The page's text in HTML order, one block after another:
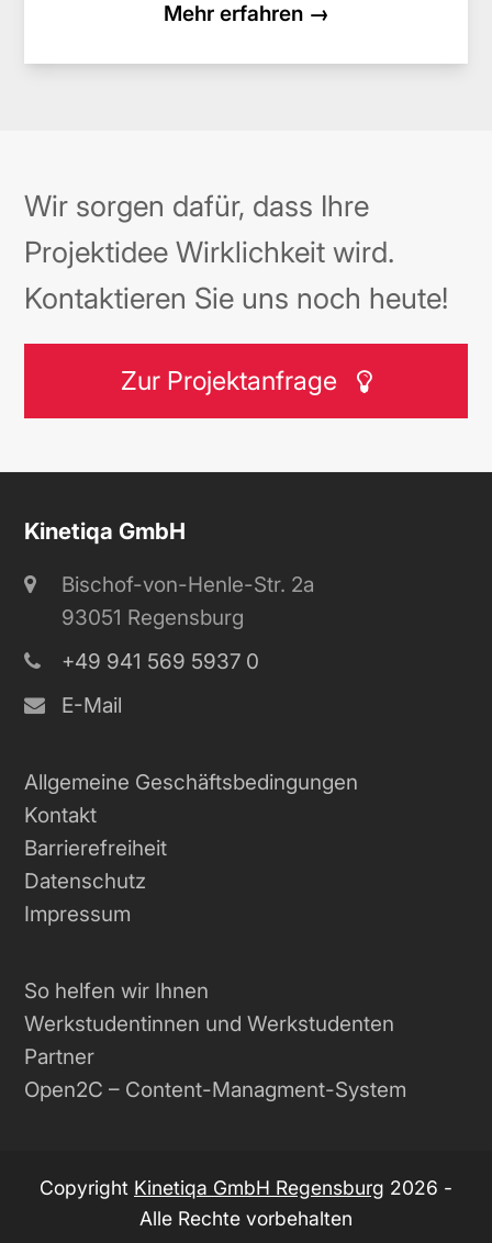
Mehr erfahren →
Wir sorgen dafür, dass Ihre
Projektidee Wirklichkeit wird.
Kontaktieren Sie uns noch heute!
Zur Projektanfrage
Kinetiqa GmbH
Bischof-von-Henle-Str. 2a
93051 Regensburg
+49 941 569 5937 0
E-Mail
Allgemeine Geschäftsbedingungen
Kontakt
Barrierefreiheit
Datenschutz
Impressum
So helfen wir Ihnen
Werkstudentinnen und Werkstudenten
Partner
Open2C – Content-Managment-System
Copyright Kinetiqa GmbH Regensburg 2026 -
Alle Rechte vorbehalten